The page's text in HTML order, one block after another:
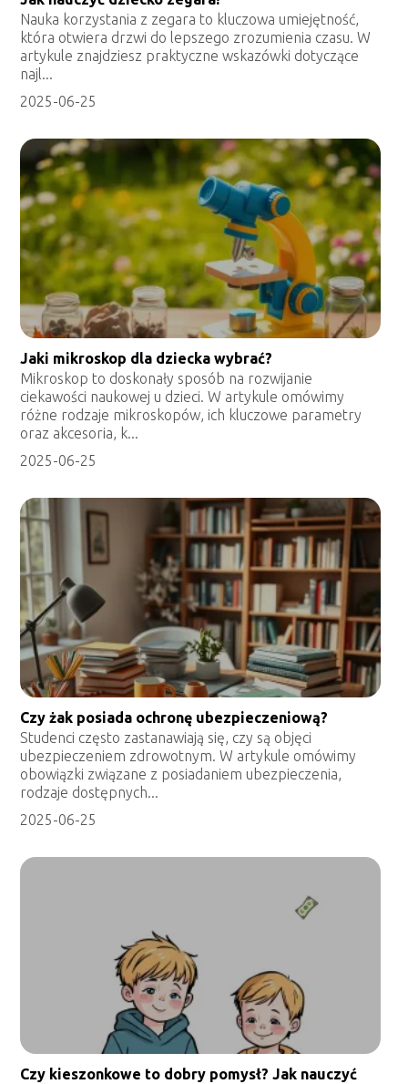
Nauka korzystania z zegara to kluczowa umiejętność,
która otwiera drzwi do lepszego zrozumienia czasu. W
artykule znajdziesz praktyczne wskazówki dotyczące
najl...
2025-06-25
Jaki mikroskop dla dziecka wybrać?
Mikroskop to doskonały sposób na rozwijanie
ciekawości naukowej u dzieci. W artykule omówimy
różne rodzaje mikroskopów, ich kluczowe parametry
oraz akcesoria, k...
2025-06-25
Czy żak posiada ochronę ubezpieczeniową?
Studenci często zastanawiają się, czy są objęci
ubezpieczeniem zdrowotnym. W artykule omówimy
obowiązki związane z posiadaniem ubezpieczenia,
rodzaje dostępnych...
2025-06-25
Czy kieszonkowe to dobry pomysł? Jak nauczyć